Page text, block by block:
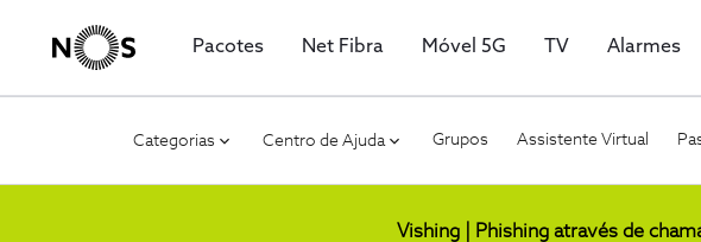
Pacotes Net Fibra Móvel 5G TV Alarmes
Categorias Centro de Ajuda Grupos Assistente Virtual
Vishing | Phishing através de